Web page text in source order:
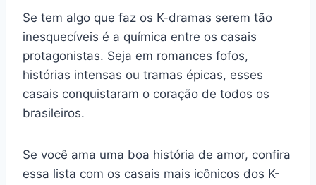
Se tem algo que faz os K-dramas serem tão
inesquecíveis é a química entre os casais
protagonistas. Seja em romances fofos,
histórias intensas ou tramas épicas, esses
casais conquistaram o coração de todos os
brasileiros.
Se você ama uma boa história de amor, confira
essa lista com os casais mais icônicos dos K-